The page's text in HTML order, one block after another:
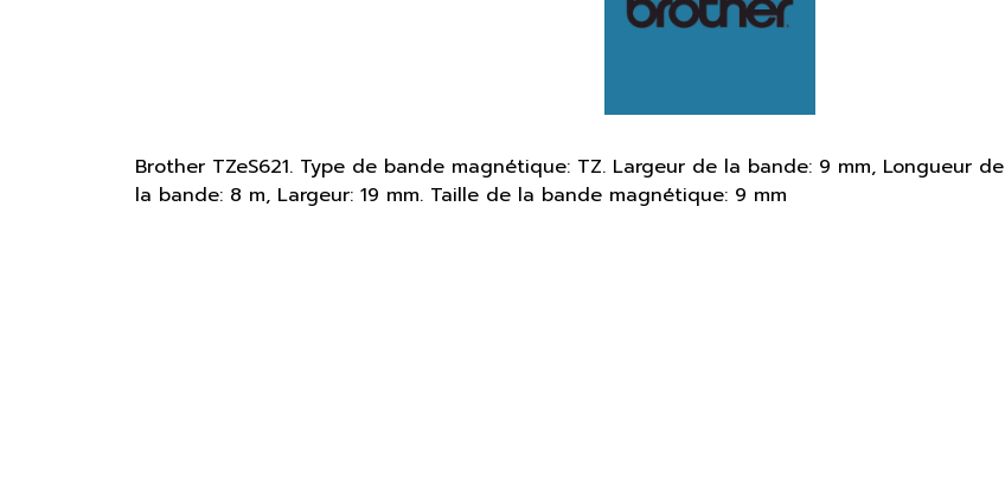
Brother TZeS621. Type de bande magnétique: TZ. Largeur de la bande: 9 mm, Longueur de
la bande: 8 m, Largeur: 19 mm. Taille de la bande magnétique: 9 mm